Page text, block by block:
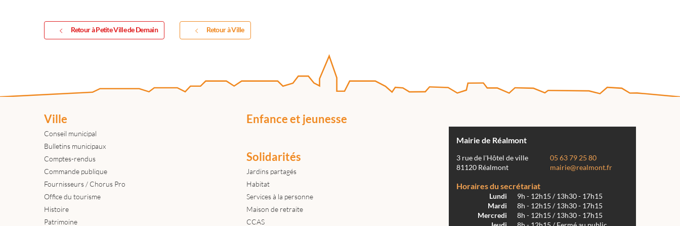
Retour à Petite Ville de Demain Retour à Ville
Ville
Conseil municipal
Bulletins municipaux
Comptes-rendus
Commande publique
Fournisseurs / Chorus Pro
Office du tourisme
Histoire
Patrimoine
Enfance et jeunesse
Solidarités
Jardins partagés
Habitat
Services à la personne
Maison de retraite
CCAS
Mairie de Réalmont
3 rue de l'Hôtel de ville
81120 Réalmont
05 63 79 25 80
mairie@realmont.fr
Horaires du secrétariat
Lundi
9h - 12h15 / 13h30 - 17h15
Mardi
8h - 12h15 / 13h30 - 17h15
Mercredi
8h - 12h15 / 13h30 - 17h15